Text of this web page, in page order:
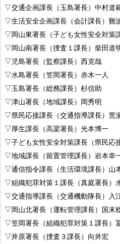
▽交通企画課長（玉島署長）中村道
▽生活安全企画課長（会計課長）難
▽岡山東署長（子ども女性安全対策
▽岡山南署長（捜査１課長）柴田道
▽児島署長（監察課長）西克哉
▽水島署長（笠岡署長）赤木一人
▽玉島署長（総務課長）杉信助
▽津山署長（地域課長）岡秀明
▽県民応接課長（交通指導課長）荒
▽厚生課長（高梁署長）光本博一
▽子ども女性安全対策課長（県民応
▽地域課長（留置管理課長）岩本幸
▽通信指令課長（生活環境課長）山
▽組織犯罪対策１課長（真庭署長）
▽交通指導課長（交通機動隊長）入
▽岡山北署長（運転管理課長）国末
▽笠岡署長（組織犯罪対策１課長）
▽井原署長（捜査３課長）向井宏